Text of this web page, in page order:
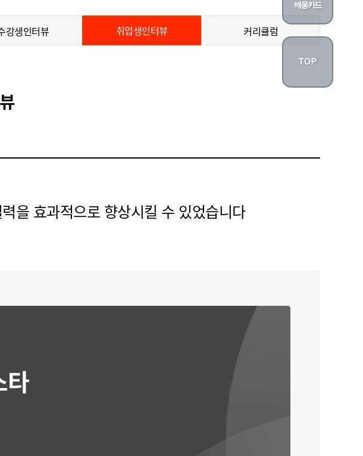
강생인터뷰 취업생인터뷰 커리큘럼
을 효과적으로 향상시킬 수 있었습니다
타